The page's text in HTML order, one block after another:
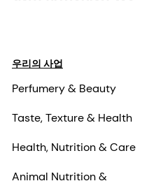
우리의 사업
Perfumery & Beauty
Taste, Texture & Health
Health, Nutrition & Care
Animal Nutrition &